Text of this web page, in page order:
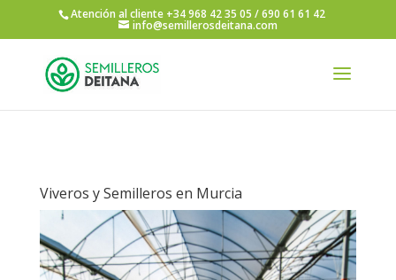
Atención al cliente +34 968 42 35 05 / 690 61 61 42
info@semillerosdeitana.com
Viveros y Semilleros en Murcia